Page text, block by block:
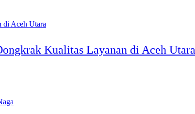
Kualitas Layanan di Aceh Utara